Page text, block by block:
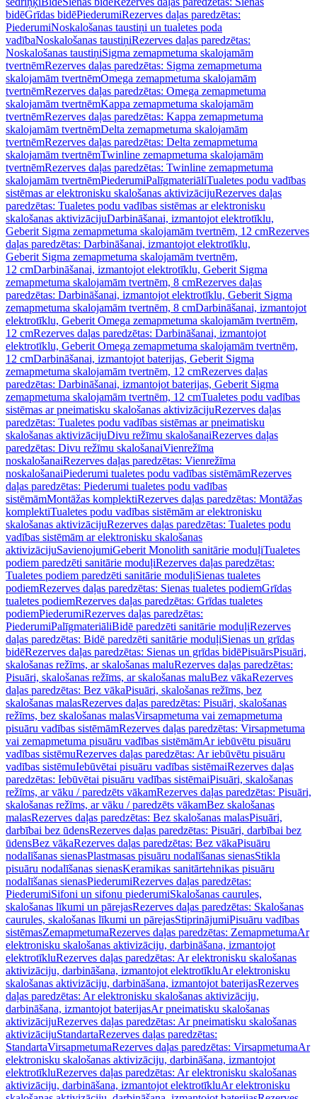
bidēGrīdas bidēPiederumiRezerves daļas paredzētas:
PiederumiNoskalošanas taustiņi un tualetes poda
vadībaNoskalošanas taustiņiRezerves daļas paredzētas:
Noskalošanas taustiņiSigma zemapmetuma skalojamām
tvertnēmRezerves daļas paredzētas: Sigma zemapmetuma
skalojamām tvertnēmOmega zemapmetuma skalojamām
tvertnēmRezerves daļas paredzētas: Omega zemapmetuma
skalojamām tvertnēmKappa zemapmetuma skalojamām
tvertnēmRezerves daļas paredzētas: Kappa zemapmetuma
skalojamām tvertnēmDelta zemapmetuma skalojamām
tvertnēmRezerves daļas paredzētas: Delta zemapmetuma
skalojamām tvertnēmTwinline zemapmetuma skalojamām
tvertnēmRezerves daļas paredzētas: Twinline zemapmetuma
skalojamām tvertnēmPiederumiPalīgmateriāliTualetes podu vadības
sistēmas ar elektronisku skalošanas aktivizācijuRezerves daļas
paredzētas: Tualetes podu vadības sistēmas ar elektronisku
skalošanas aktivizācijuDarbināšanai, izmantojot elektrotīklu,
Geberit Sigma zemapmetuma skalojamām tvertnēm, 12 cmRezerves
daļas paredzētas: Darbināšanai, izmantojot elektrotīklu,
Geberit Sigma zemapmetuma skalojamām tvertnēm,
12 cmDarbināšanai, izmantojot elektrotīklu, Geberit Sigma
zemapmetuma skalojamām tvertnēm, 8 cmRezerves daļas
paredzētas: Darbināšanai, izmantojot elektrotīklu, Geberit Sigma
zemapmetuma skalojamām tvertnēm, 8 cmDarbināšanai, izmantojot
elektrotīklu, Geberit Omega zemapmetuma skalojamām tvertnēm,
12 cmRezerves daļas paredzētas: Darbināšanai, izmantojot
elektrotīklu, Geberit Omega zemapmetuma skalojamām tvertnēm,
12 cmDarbināšanai, izmantojot baterijas, Geberit Sigma
zemapmetuma skalojamām tvertnēm, 12 cmRezerves daļas
paredzētas: Darbināšanai, izmantojot baterijas, Geberit Sigma
zemapmetuma skalojamām tvertnēm, 12 cmTualetes podu vadības
sistēmas ar pneimatisku skalošanas aktivizācijuRezerves daļas
paredzētas: Tualetes podu vadības sistēmas ar pneimatisku
skalošanas aktivizācijuDivu režīmu skalošanaiRezerves daļas
paredzētas: Divu režīmu skalošanaiVienrežīma
noskalošanaiRezerves daļas paredzētas: Vienrežīma
noskalošanaiPiederumi tualetes podu vadības sistēmāmRezerves
daļas paredzētas: Piederumi tualetes podu vadības
sistēmāmMontāžas komplektiRezerves daļas paredzētas: Montāžas
komplektiTualetes podu vadības sistēmām ar elektronisku
skalošanas aktivizācijuRezerves daļas paredzētas: Tualetes podu
vadības sistēmām ar elektronisku skalošanas
aktivizācijuSavienojumiGeberit Monolith sanitārie moduļiTualetes
podiem paredzēti sanitārie moduļiRezerves daļas paredzētas:
Tualetes podiem paredzēti sanitārie moduļiSienas tualetes
podiemRezerves daļas paredzētas: Sienas tualetes podiemGrīdas
tualetes podiemRezerves daļas paredzētas: Grīdas tualetes
podiemPiederumiRezerves daļas paredzētas:
PiederumiPalīgmateriāliBidē paredzēti sanitārie moduļiRezerves
daļas paredzētas: Bidē paredzēti sanitārie moduļiSienas un grīdas
bidēRezerves daļas paredzētas: Sienas un grīdas bidēPisuārsPisuāri,
skalošanas režīms, ar skalošanas maluRezerves daļas paredzētas:
Pisuāri, skalošanas režīms, ar skalošanas maluBez vākaRezerves
daļas paredzētas: Bez vākaPisuāri, skalošanas režīms, bez
skalošanas malasRezerves daļas paredzētas: Pisuāri, skalošanas
režīms, bez skalošanas malasVirsapmetuma vai zemapmetuma
pisuāru vadības sistēmāmRezerves daļas paredzētas: Virsapmetuma
vai zemapmetuma pisuāru vadības sistēmāmAr iebūvētu pisuāru
vadības sistēmuRezerves daļas paredzētas: Ar iebūvētu pisuāru
vadības sistēmuIebūvētai pisuāru vadības sistēmaiRezerves daļas
paredzētas: Iebūvētai pisuāru vadības sistēmaiPisuāri, skalošanas
režīms, ar vāku / paredzēts vākamRezerves daļas paredzētas: Pisuāri,
skalošanas režīms, ar vāku / paredzēts vākamBez skalošanas
malasRezerves daļas paredzētas: Bez skalošanas malasPisuāri,
darbībai bez ūdensRezerves daļas paredzētas: Pisuāri, darbībai bez
ūdensBez vākaRezerves daļas paredzētas: Bez vākaPisuāru
nodalīšanas sienasPlastmasas pisuāru nodalīšanas sienasStikla
pisuāru nodalīšanas sienasKeramikas sanitārtehnikas pisuāru
nodalīšanas sienasPiederumiRezerves daļas paredzētas:
PiederumiSifoni un sifonu piederumiSkalošanas caurules,
skalošanas līkumi un pārejasRezerves daļas paredzētas: Skalošanas
caurules, skalošanas līkumi un pārejasStiprinājumiPisuāru vadības
sistēmasZemapmetumaRezerves daļas paredzētas: ZemapmetumaAr
elektronisku skalošanas aktivizāciju, darbināšana, izmantojot
elektrotīkluRezerves daļas paredzētas: Ar elektronisku skalošanas
aktivizāciju, darbināšana, izmantojot elektrotīkluAr elektronisku
skalošanas aktivizāciju, darbināšana, izmantojot baterijasRezerves
daļas paredzētas: Ar elektronisku skalošanas aktivizāciju,
darbināšana, izmantojot baterijasAr pneimatisku skalošanas
aktivizācijuRezerves daļas paredzētas: Ar pneimatisku skalošanas
aktivizācijuStandartaRezerves daļas paredzētas:
StandartaVirsapmetumaRezerves daļas paredzētas: VirsapmetumaAr
elektronisku skalošanas aktivizāciju, darbināšana, izmantojot
elektrotīkluRezerves daļas paredzētas: Ar elektronisku skalošanas
aktivizāciju, darbināšana, izmantojot elektrotīkluAr elektronisku